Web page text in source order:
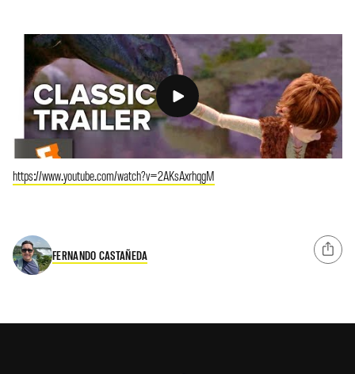
https://www.youtube.com/watch?v=2AKsAxrhqgM
FERNANDO CASTAÑEDA